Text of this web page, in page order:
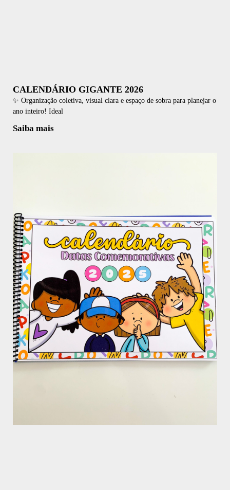
CALENDÁRIO GIGANTE 2026
✨ Organização coletiva, visual clara e espaço de sobra para planejar o
ano inteiro! Ideal
Saiba mais